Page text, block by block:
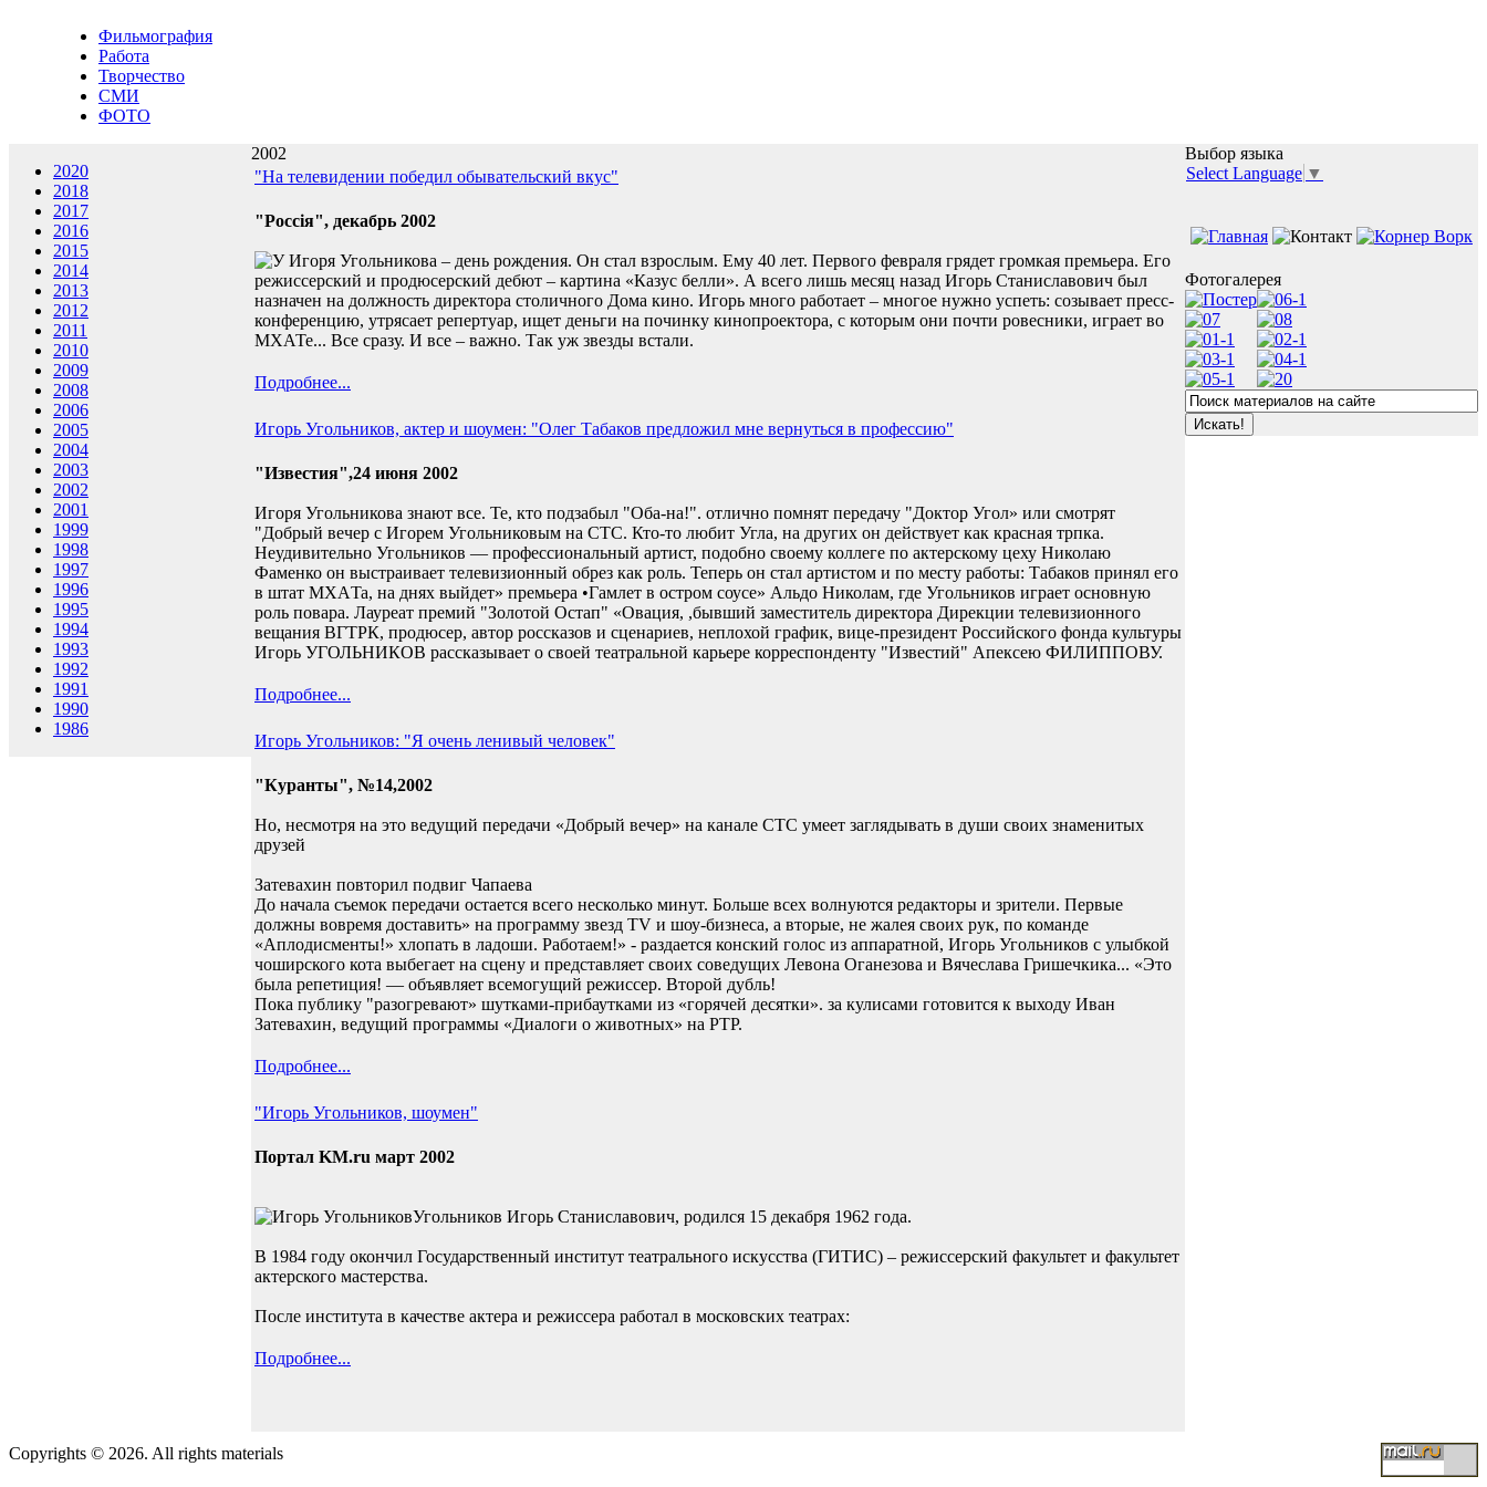
Фильмография
Работа
Творчество
СМИ
ФОТО
2020
2018
2017
2016
2015
2014
2013
2012
2011
2010
2009
2008
2006
2005
2004
2003
2002
2001
1999
1998
1997
1996
1995
1994
1993
1992
1991
1990
1986
2002
"На телевидении победил обывательский вкус"
"Россiя", декабрь 2002
У Игоря Угольникова – день рождения. Он стал взрослым. Ему 40 лет. Первого февраля грядет громкая премьера. Его
режиссерский и продюсерский дебют – картина «Казус белли». А всего лишь месяц назад Игорь Станиславович был
назначен на должность директора столичного Дома кино. Игорь много работает – многое нужно успеть: созывает пресс-
конференцию, утрясает репертуар, ищет деньги на починку кинопроектора, с которым они почти ровесники, играет во
МХАТе... Все сразу. И все – важно. Так уж звезды встали.
Подробнее...
Игорь Угольников, актер и шоумен: "Олег Табаков предложил мне вернуться в профессию"
"Известия",24 июня 2002
Игоря Угольникова знают все. Те, кто подзабыл "Оба-на!". отлично помнят передачу "Доктор Угол» или смотрят
"Добрый вечер с Игорем Угольниковым на СТС. Кто-то любит Угла, на других он действует как красная трпка.
Неудивительно Угольников — профессиональный артист, подобно своему коллеге по актерскому цеху Николаю
Фаменко он выстраивает телевизионный обрез как роль. Теперь он стал артистом и по месту работы: Табаков принял его
в штат МХАTa, на днях выйдет» премьера •Гамлет в остром соусе» Альдо Николам, где Угольников играет основную
роль повара. Лауреат премий "Золотой Остап" «Овация, ,бывший заместитель директора Дирекции телевизионного
вещания ВГТРК, продюсер, автор россказов и сценариев, неплохой график, вице-президент Российского фонда культуры
Игорь УГОЛЬНИКОВ рассказывает о своей театральной карьере корреспонденту "Известий" Апексею ФИЛИППОВУ.
Подробнее...
Игорь Угольников: "Я очень ленивый человек"
"Куранты", №14,2002
Но, несмотря на это ведущий передачи «Добрый вечер» на канале СТС умеет заглядывать в души своих знаменитых
друзей
Затевахин повторил подвиг Чапаева
До начала съемок передачи остается всего несколько минут. Больше всех волнуются редакторы и зрители. Первые
должны вовремя доставить» на программу звезд TV и шоу-бизнеса, а вторые, не жалея своих рук, по команде
«Аплодисменты!» хлопать в ладоши. Работаем!» - раздается конский голос из аппаратной, Игорь Угольников с улыбкой
чоширского кота выбегает на сцену и представляет своих соведущих Левона Оганезова и Вячеслава Гришечкика... «Это
была репетиция! — объявляет всемогущий режиссер. Второй дубль!
Пока публику "разогревают» шутками-прибаутками из «горячей десятки». за кулисами готовится к выходу Иван
Затевахин, ведущий программы «Диалоги о животных» на РТР.
Подробнее...
"Игорь Угольников, шоумен"
Портал KM.ru март 2002
Угольников Игорь Станиславович, родился 15 декабря 1962 года.
В 1984 году окончил Государственный институт театрального искусства (ГИТИС) – режиссерский факультет и факультет
актерского мастерства.
После института в качестве актера и режиссера работал в московских театрах:
Подробнее...
Выбор языка
Select Language ▼
Фотогалерея
Copyrights © 2026. All rights materials